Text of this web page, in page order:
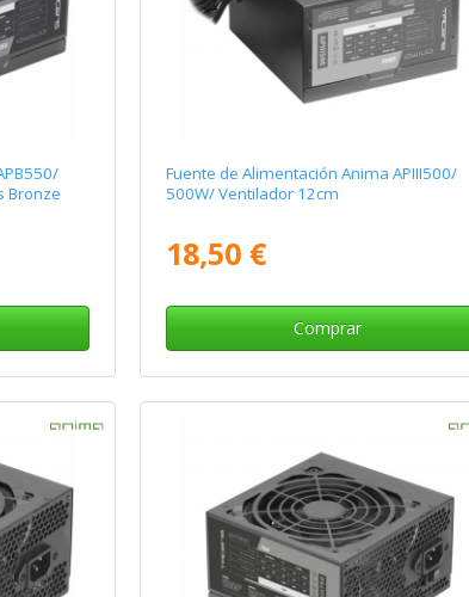
Bronze
Fuente de Alimentación Anima APIII500/
500W/ Ventilador 12cm
18,50 €
Comprar